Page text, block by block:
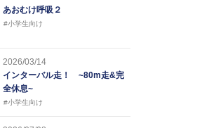
あおむけ呼吸２
#小学生向け
2026/03/14
インターバル走！ ~80m走&完
全休息~
#小学生向け